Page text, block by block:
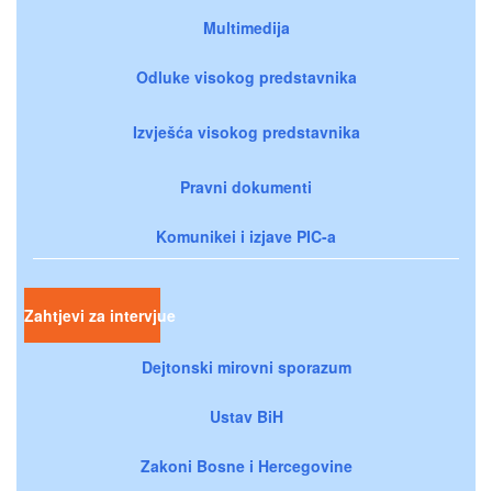
Multimedija
Odluke visokog predstavnika
Izvješća visokog predstavnika
Pravni dokumenti
Komunikei i izjave PIC-a
Zahtjevi za intervjue
Dejtonski mirovni sporazum
Ustav BiH
Zakoni Bosne i Hercegovine